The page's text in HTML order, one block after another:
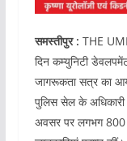
समस्तीपुर : THE
दिन कम्युनिटी
जागरूकता सत्र का
पुलिस सेल के
अवसर पर लगभग 800